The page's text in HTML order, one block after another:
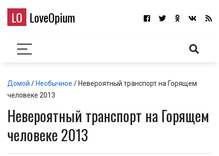
LO LoveOpium
Домой / Необычное / Невероятный транспорт на Горящем
человеке 2013
Невероятный транспорт на Горящем
человеке 2013